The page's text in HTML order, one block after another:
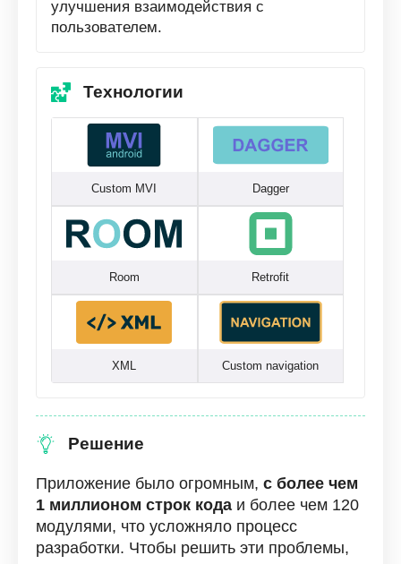
улучшения взаимодействия с
пользователем.
Технологии
Custom MVI Dagger
Room Retrofit
XML Custom navigation
Решение
Приложение было огромным, с более чем
1 миллионом строк кода и более чем 120
модулями, что усложняло процесс
разработки. Чтобы решить эти проблемы,